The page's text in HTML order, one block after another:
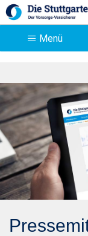
Zum Hauptinhalt
Menü
Die